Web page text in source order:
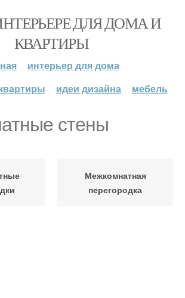
ДЛЯ ДОМА И
КВАРТИРЫ
интерьер для дома
идеи дизайна мебель
стены
Межкомнатная
перегородка